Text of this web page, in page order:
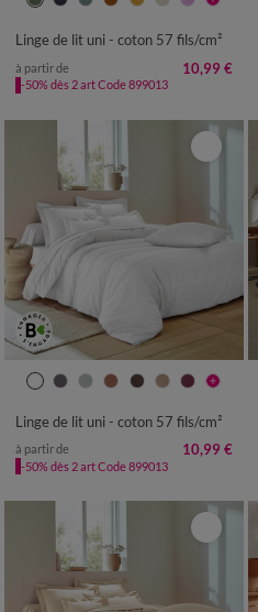
Linge de lit uni - coton 57 fils/cm²
à partir de 10,99 €
-50% dès 2 art Code 899013
Linge de lit uni - coton 57 fils/cm²
à partir de 10,99 €
-50% dès 2 art Code 899013